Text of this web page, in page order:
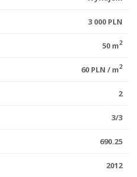
3 000 PLN
50 m2
60 PLN / m2
2
3/3
690.25
2012